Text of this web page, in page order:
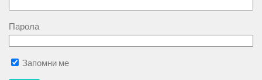
Парола
Запомни ме